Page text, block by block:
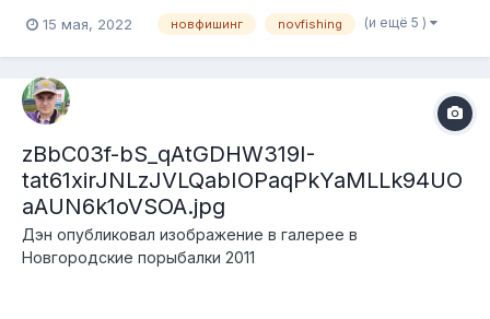
15 мая, 2022 новфишинг novfishing (и ещё 5 )
zBbC03f-bS_qAtGDHW319I-
tat61xirJNLzJVLQabIOPaqPkYaMLLk94UO
aAUN6k1oVSOA.jpg
Дэн опубликовал изображение в галерее в
Новгородские порыбалки 2011